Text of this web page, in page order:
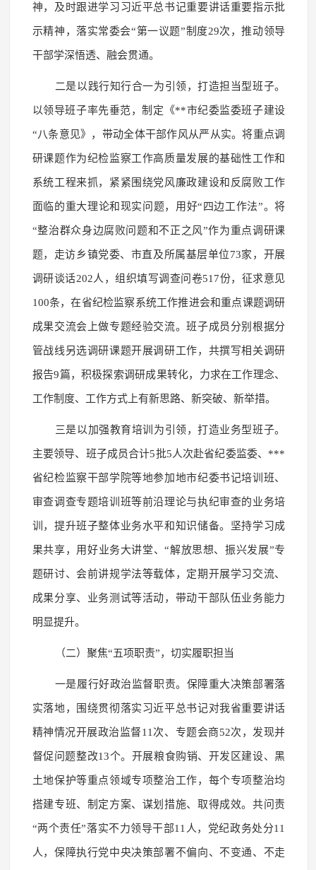
神，及时跟进学习习近平总书记重要讲话重要指示批
示精神，落实常委会“第一议题”制度29次，推动领导
干部学深悟透、融会贯通。
二是以践行知行合一为引领，打造担当型班子。
以领导班子率先垂范，制定《**市纪委监委班子建设
“八条意见》，带动全体干部作风从严从实。将重点调
研课题作为纪检监察工作高质量发展的基础性工作和
系统工程来抓，紧紧围绕党风廉政建设和反腐败工作
面临的重大理论和现实问题，用好“四边工作法”。将
“整治群众身边腐败问题和不正之风”作为重点调研课
题，走访乡镇党委、市直及所属基层单位73家，开展
调研谈话202人，组织填写调查问卷517份，征求意见
100条，在省纪检监察系统工作推进会和重点课题调研
成果交流会上做专题经验交流。班子成员分别根据分
管战线另选调研课题开展调研工作，共撰写相关调研
报告9篇，积极探索调研成果转化，力求在工作理念、
工作制度、工作方式上有新思路、新突破、新举措。
三是以加强教育培训为引领，打造业务型班子。
主要领导、班子成员合计5批5人次赴省纪委监委、***
省纪检监察干部学院等地参加地市纪委书记培训班、
审查调查专题培训班等前沿理论与执纪审查的业务培
训，提升班子整体业务水平和知识储备。坚持学习成
果共享，用好业务大讲堂、“解放思想、振兴发展”专
题研讨、会前讲规学法等载体，定期开展学习交流、
成果分享、业务测试等活动，带动干部队伍业务能力
明显提升。
（二）聚焦“五项职责”，切实履职担当
一是履行好政治监督职责。保障重大决策部署落
实落地，围绕贯彻落实习近平总书记对我省重要讲话
精神情况开展政治监督11次、专题会商52次，发现并
督促问题整改13个。开展粮食购销、开发区建设、黑
土地保护等重点领域专项整治工作，每个专项整治均
搭建专班、制定方案、谋划措施、取得成效。共问责
“两个责任”落实不力领导干部11人，党纪政务处分11
人，保障执行党中央决策部署不偏向、不变通、不走